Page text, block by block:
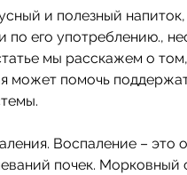
и полезный напиток,
по его употреблению.,
мы расскажем о
может помочь
Воспаление – это
почек. Морковный